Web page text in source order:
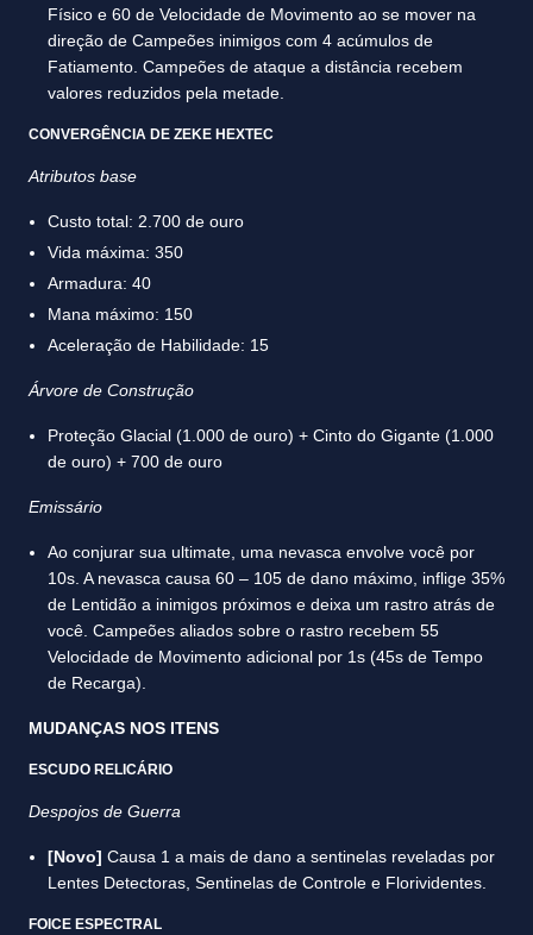
Físico e 60 de Velocidade de Movimento ao se mover na
direção de Campeões inimigos com 4 acúmulos de
Fatiamento. Campeões de ataque a distância recebem
valores reduzidos pela metade.
CONVERGÊNCIA DE ZEKE HEXTEC
Atributos base
Custo total: 2.700 de ouro
Vida máxima: 350
Armadura: 40
Mana máximo: 150
Aceleração de Habilidade: 15
Árvore de Construção
Proteção Glacial (1.000 de ouro) + Cinto do Gigante (1.000
de ouro) + 700 de ouro
Emissário
Ao conjurar sua ultimate, uma nevasca envolve você por
10s. A nevasca causa 60 – 105 de dano máximo, inflige 35%
de Lentidão a inimigos próximos e deixa um rastro atrás de
você. Campeões aliados sobre o rastro recebem 55
Velocidade de Movimento adicional por 1s (45s de Tempo
de Recarga).
MUDANÇAS NOS ITENS
ESCUDO RELICÁRIO
Despojos de Guerra
[Novo] Causa 1 a mais de dano a sentinelas reveladas por
Lentes Detectoras, Sentinelas de Controle e Florividentes.
FOICE ESPECTRAL